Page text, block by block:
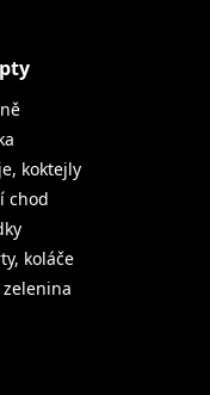
koktejly
chod
koláče
zelenina